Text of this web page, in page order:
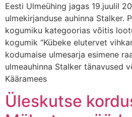
Eesti Ulmeühing jagas 19.juulil
ulmekirjanduse auhinna Stalker.
kogumiku kategoorias võitis
kogumik “Kübeke elutervet
kodumaise ulmesarja esimene
ulmeauhinna Stalker tänavused
Kääramees
Üleskutse